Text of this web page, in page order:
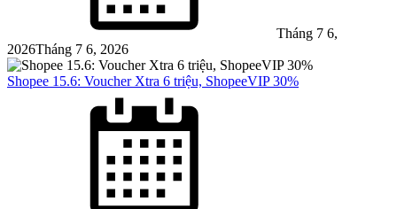
Tháng 7 6,
2026Tháng 7 6, 2026
Shopee 15.6: Voucher Xtra 6 triệu, ShopeeVIP 30%